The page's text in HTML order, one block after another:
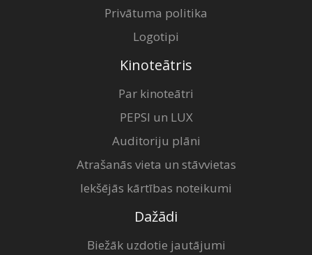
Privātuma politika
Logotipi
Kinoteātris
Par kinoteātri
PEPSI un LUX
Auditoriju plāni
Atrašanās vieta un stāvvietas
Iekšējās kārtības noteikumi
Dažādi
Biežāk uzdotie jautājumi